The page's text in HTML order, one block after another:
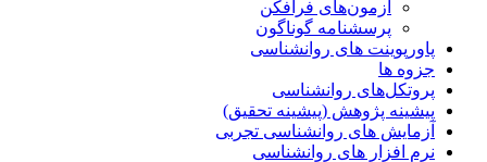
آزمون‌های فرافکن
پرسشنامه گوناگون
پاورپوینت های روانشناسی
جزوه ها
پروتکل‌های روانشناسی
پیشینه پژوهش (پیشینه تحقیق)
آزمایش های روانشناسی تجربی
نرم افزار های روانشناسی